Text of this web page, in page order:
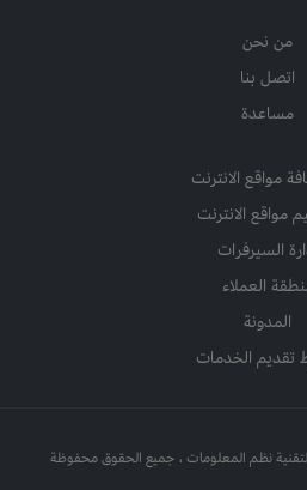
من نحن
اتصل بنا
مساعدة
مواقع الانترنت
مواقع الانترنت
السيرفرات
العملاء
المدونة
تقديم الخدمات